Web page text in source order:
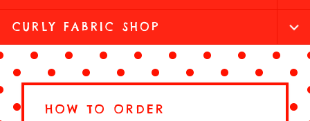
CURLY FABRIC SHOP
HOW TO ORDER